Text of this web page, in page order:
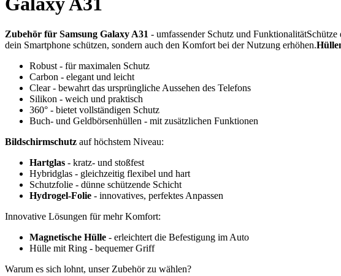
Zubehör für Samsung Galaxy A31 - umfassender Schutz und
dein Smartphone schützen, sondern auch den Komfort bei der Nutzung erhöhen.
Robust - für maximalen Schutz
Carbon - elegant und leicht
Clear - bewahrt das ursprüngliche Aussehen des Telefons
Silikon - weich und praktisch
360° - bietet vollständigen Schutz
Buch- und Geldbörsenhüllen - mit zusätzlichen Funktionen
Bildschirmschutz auf höchstem Niveau:
Hartglas - kratz- und stoßfest
Hybridglas - gleichzeitig flexibel und hart
Schutzfolie - dünne schützende Schicht
Hydrogel-Folie - innovatives, perfektes Anpassen
Innovative Lösungen für mehr Komfort:
Magnetische Hülle - erleichtert die Befestigung im Auto
Hülle mit Ring - bequemer Griff
Warum es sich lohnt, unser Zubehör zu wählen?